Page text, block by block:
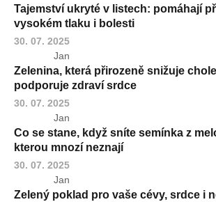
Tajemství ukryté v listech: pomáhají
vysokém tlaku i bolesti
30. 07. 2025
Jan
Zelenina, která přirozeně snižuje
podporuje zdraví srdce
30. 07. 2025
Jan
Co se stane, když sníte semínka z
kterou mnozí neznají
30. 07. 2025
Jan
Zelený poklad pro vaše cévy, srdce i